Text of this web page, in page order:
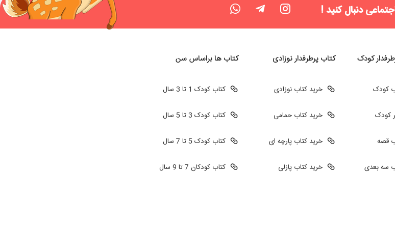
دنبال کنید !
کودک
کودک
کودک
قصه
سه بعدی
کتاب پرطرفدار نوزادی
خرید کتاب نوزادی
خرید کتاب حمامی
خرید کتاب پارچه ای
خرید کتاب پازلی
کتاب ها براساس سن
کتاب کودک 1 تا 3 سال
کتاب کودک 3 تا 5 سال
کتاب کودک 5 تا 7 سال
کتاب کودکان 7 تا 9 سال